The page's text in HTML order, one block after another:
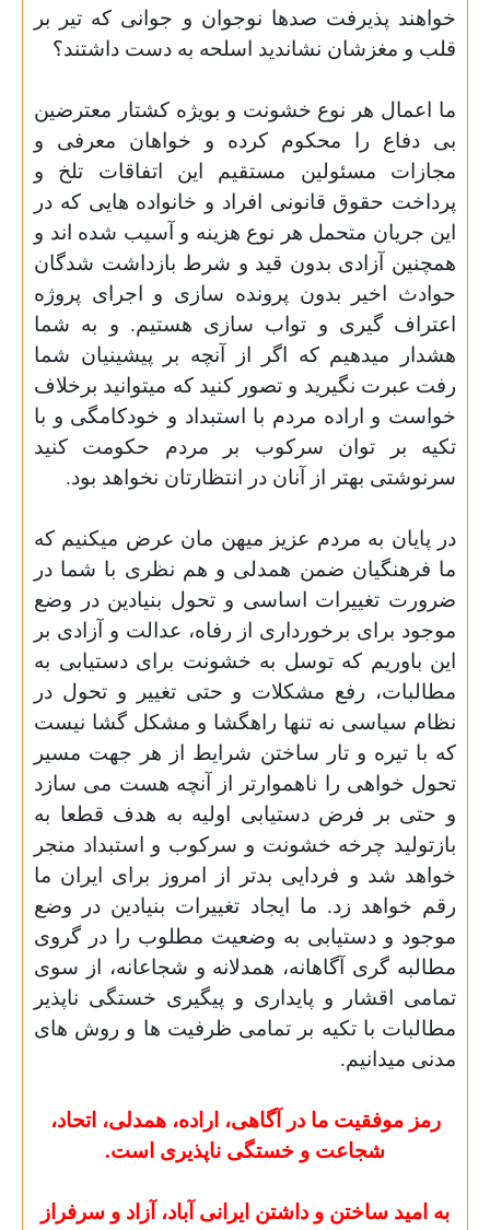
خواهند پذیرفت صدها نوجوان و جوانی که تیر بر
قلب و مغزشان نشاندید اسلحه به دست داشتند؟
ما اعمال هر نوع خشونت و بویژه کشتار معترضین
بی دفاع را محکوم کرده و خواهان معرفی و
مجازات مسئولین مستقیم این اتفاقات تلخ و
پرداخت حقوق قانونی افراد و خانواده هایی که در
این جریان متحمل هر نوع هزینه و آسیب شده اند و
همچنین آزادی بدون قید و شرط بازداشت شدگان
حوادث اخیر بدون پرونده سازی و اجرای پروژه
اعتراف گیری و تواب سازی هستیم. و به شما
هشدار میدهیم که اگر از آنچه بر پیشینیان شما
رفت عبرت نگیرید و تصور کنید که میتوانید برخلاف
خواست و اراده مردم با استبداد و خودکامگی و با
تکیه بر توان سرکوب بر مردم حکومت کنید
سرنوشتی بهتر از آنان در انتظارتان نخواهد بود.
در پایان به مردم عزیز میهن مان عرض میکنیم که
ما فرهنگیان ضمن همدلی و هم نظری با شما در
ضرورت تغییرات اساسی و تحول بنیادین در وضع
موجود برای برخورداری از رفاه، عدالت و آزادی بر
این باوریم که توسل به خشونت برای دستیابی به
مطالبات، رفع مشکلات و حتی تغییر و تحول در
نظام سیاسی نه تنها راهگشا و مشکل گشا نیست
که با تیره و تار ساختن شرایط از هر جهت مسیر
تحول خواهی را ناهموارتر از آنچه هست می سازد
و حتی بر فرض دستیابی اولیه به هدف قطعا به
بازتولید چرخه خشونت و سرکوب و استبداد منجر
خواهد شد و فردایی بدتر از امروز برای ایران ما
رقم خواهد زد. ما ایجاد تغییرات بنیادین در وضع
موجود و دستیابی به وضعیت مطلوب را در گروی
مطالبه گری آگاهانه، همدلانه و شجاعانه، از سوی
تمامی اقشار و پایداری و پیگیری خستگی ناپذیر
مطالبات با تکیه بر تمامی ظرفیت ها و روش های
مدنی میدانیم.
رمز موفقیت ما در آگاهی، اراده، همدلی، اتحاد،
شجاعت و خستگی ناپذیری است.
به امید ساختن و داشتن ایرانی آباد، آزاد و سرفراز